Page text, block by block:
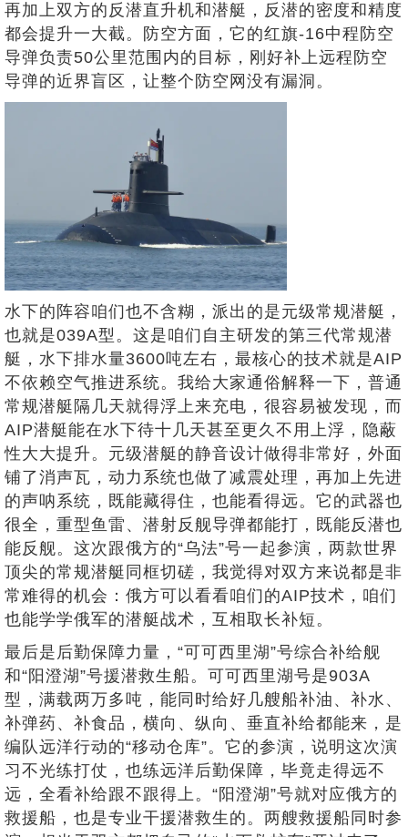
再加上双方的反潜直升机和潜艇，反潜的密度和精度
都会提升一大截。防空方面，它的红旗-16中程防空
导弹负责50公里范围内的目标，刚好补上远程防空
导弹的近界盲区，让整个防空网没有漏洞。
水下的阵容咱们也不含糊，派出的是元级常规潜艇，
也就是039A型。这是咱们自主研发的第三代常规潜
艇，水下排水量3600吨左右，最核心的技术就是AIP
不依赖空气推进系统。我给大家通俗解释一下，普通
常规潜艇隔几天就得浮上来充电，很容易被发现，而
AIP潜艇能在水下待十几天甚至更久不用上浮，隐蔽
性大大提升。元级潜艇的静音设计做得非常好，外面
铺了消声瓦，动力系统也做了减震处理，再加上先进
的声呐系统，既能藏得住，也能看得远。它的武器也
很全，重型鱼雷、潜射反舰导弹都能打，既能反潜也
能反舰。这次跟俄方的“乌法”号一起参演，两款世界
顶尖的常规潜艇同框切磋，我觉得对双方来说都是非
常难得的机会：俄方可以看看咱们的AIP技术，咱们
也能学学俄军的潜艇战术，互相取长补短。
最后是后勤保障力量，“可可西里湖”号综合补给舰
和“阳澄湖”号援潜救生船。可可西里湖号是903A
型，满载两万多吨，能同时给好几艘船补油、补水、
补弹药、补食品，横向、纵向、垂直补给都能来，是
编队远洋行动的“移动仓库”。它的参演，说明这次演
习不光练打仗，也练远洋后勤保障，毕竟走得远不
远，全看补给跟不跟得上。“阳澄湖”号就对应俄方的
救援船，也是专业干援潜救生的。两艘救援船同时参